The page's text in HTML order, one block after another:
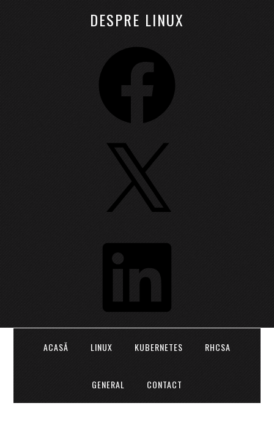
DESPRE LINUX
ACASĂ LINUX KUBERNETES RHCSA
GENERAL CONTACT